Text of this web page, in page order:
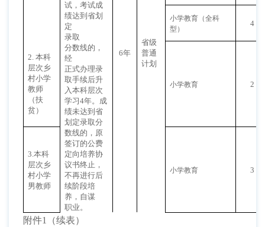
试，考试成
绩达到省划
定
录取
分数线的，
经
正式办理录
取手续后升
入本科层次
学习4年。成
绩未达到省
划定录取分
数线的，原
签订的公费
定向培养协
议书终止，
不再进行后
续阶段培
养，自谋
职业。
6年
省级
普通
计划
小学教育（全科
型）
4
2. 本科
层次乡
村小学
教师
（扶
贫）
小学教育 2
3.本科
层次乡
村小学
男教师
小学教育 3
附件1（续表）